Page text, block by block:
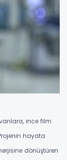
ince film
hayata
dönüştüren